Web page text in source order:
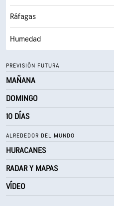
Techo de nubes
Ráfagas
Humedad
Punto de rocío
AccuLumen Brightness Index™
Nubosidad
Visibilidad
Techo de nubes
PREVISIÓN FUTURA
MAÑANA
DOMINGO
10 DÍAS
ALREDEDOR DEL MUNDO
HURACANES
RADAR Y MAPAS
VÍDEO